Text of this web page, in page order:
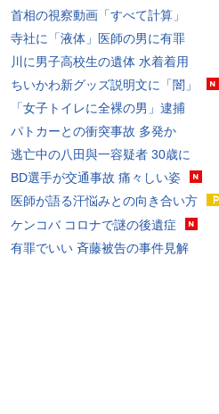
首相の視察動画「すべて計算」
寺社に「液体」医師の男に有罪
川に男子高校生の遺体 水着着用
ちいかわ新グッズ説明文に「闇」
「女子トイレに全裸の男」逮捕
パトカーとの衝突事故 多発か
逃亡中の八田與一容疑者 30歳に
BD選手が交通事故 痛々しい姿
医師が語る汗悩みとの向き合い方
ケンコバ コロナで謎の後遺症
有罪でいい 斉藤被告の事件見解